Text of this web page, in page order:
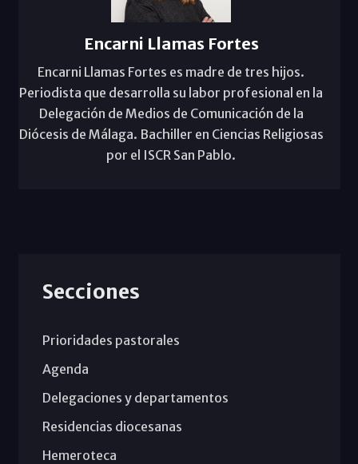
Encarni Llamas Fortes
Encarni Llamas Fortes es madre de tres hijos.
Periodista que desarrolla su labor profesional en la
Delegación de Medios de Comunicación de la
Diócesis de Málaga. Bachiller en Ciencias Religiosas
por el ISCR San Pablo.
Secciones
Prioridades pastorales
Agenda
Delegaciones y departamentos
Residencias diocesanas
Hemeroteca